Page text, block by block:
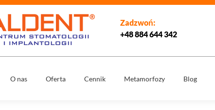
Zadzwoń:
+48 884 644 342
O nas Oferta Cennik Metamorfozy Blog